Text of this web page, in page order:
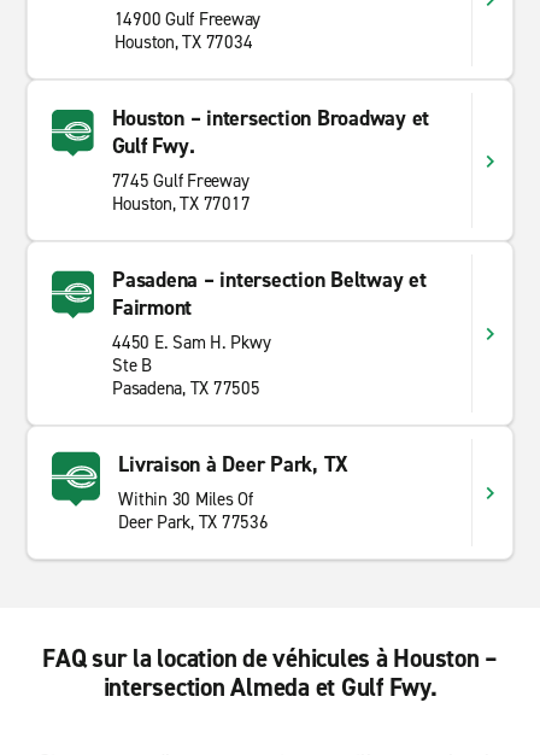
14900 Gulf Freeway
Houston, TX 77034
Houston – intersection Broadway et
Gulf Fwy.
7745 Gulf Freeway
Houston, TX 77017
Pasadena – intersection Beltway et
Fairmont
4450 E. Sam H. Pkwy
Ste B
Pasadena, TX 77505
Livraison à Deer Park, TX
Within 30 Miles Of
Deer Park, TX 77536
FAQ sur la location de véhicules à Houston –
intersection Almeda et Gulf Fwy.